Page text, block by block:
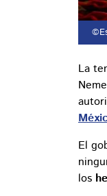
La
El
los